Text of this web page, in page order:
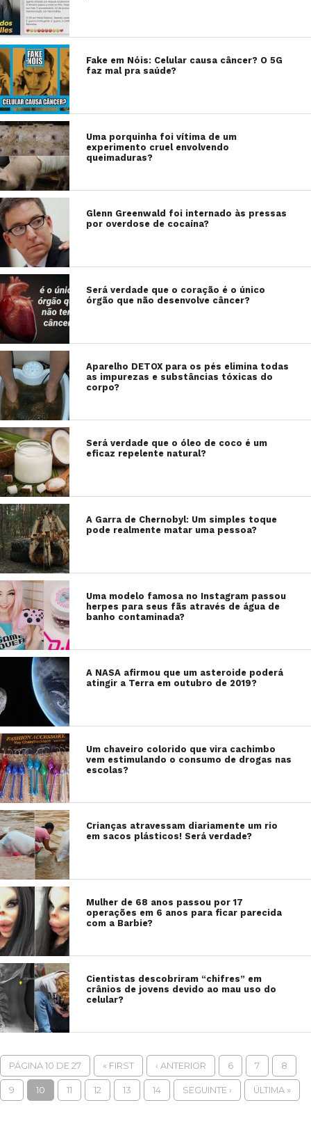
Fake em Nóis: Celular causa câncer? O 5G
faz mal pra saúde?
Uma porquinha foi vítima de um
experimento cruel envolvendo
queimaduras?
Glenn Greenwald foi internado às pressas
por overdose de cocaína?
Será verdade que o coração é o único
órgão que não desenvolve câncer?
Aparelho DETOX para os pés elimina todas
as impurezas e substâncias tóxicas do
corpo?
Será verdade que o óleo de coco é um
eficaz repelente natural?
A Garra de Chernobyl: Um simples toque
pode realmente matar uma pessoa?
Uma modelo famosa no Instagram passou
herpes para seus fãs através de água de
banho contaminada?
A NASA afirmou que um asteroide poderá
atingir a Terra em outubro de 2019?
Um chaveiro colorido que vira cachimbo
vem estimulando o consumo de drogas nas
escolas?
Crianças atravessam diariamente um rio
em sacos plásticos! Será verdade?
Mulher de 68 anos passou por 17
operações em 6 anos para ficar parecida
com a Barbie?
Cientistas descobriram “chifres” em
crânios de jovens devido ao mau uso do
celular?
PÁGINA 10 DE 27 « FIRST ‹ ANTERIOR 6 7 8
9 10 11 12 13 14 SEGUINTE › ÚLTIMA »